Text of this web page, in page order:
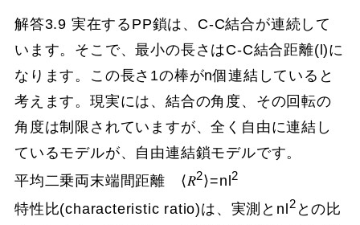
解答3.9 実在するPP鎖は、C-C結合が連続して
います。そこで、最小の長さはC-C結合距離(l)に
なります。この長さ1の棒がn個連結していると
考えます。現実には、結合の角度、その回転の
角度は制限されていますが、全く自由に連結し
ているモデルが、自由連結鎖モデルです。
平均二乗両末端間距離 ⟨𝑅2⟩=nl2
特性比(characteristic ratio)は、実測とnl2 との比